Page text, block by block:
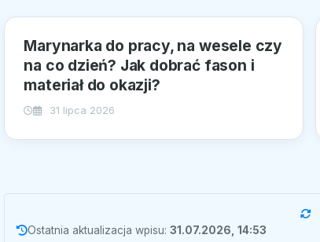
Marynarka do pracy, na wesele czy
na co dzień? Jak dobrać fason i
materiał do okazji?
31 lipca 2026
Ostatnia aktualizacja wpisu:31.07.2026, 14:53